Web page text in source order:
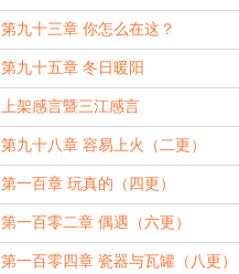
第九十三章 你怎么在这？
第九十五章 冬日暖阳
上架感言暨三江感言
第九十八章 容易上火（二更）
第一百章 玩真的（四更）
第一百零二章 偶遇（六更）
第一百零四章 瓷器与瓦罐（八更）